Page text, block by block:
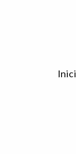
Inici